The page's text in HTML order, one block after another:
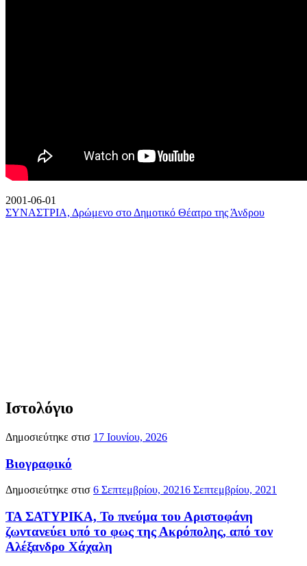
2001-06-01
ΣΥΝΑΣΤΡΙΑ, Δρώμενο στο Δημοτικό Θέατρο της Άνδρου
Ιστολόγιο
Δημοσιεύτηκε στισ 17 Ιουνίου, 2026
Βιογραφικό
Δημοσιεύτηκε στισ 6 Σεπτεμβρίου, 20216 Σεπτεμβρίου, 2021
ΤΑ ΣΑΤΥΡΙΚΑ, Το πνεύμα του Αριστοφάνη
ζωντανεύει υπό το φως της Ακρόπολης, από τον
Αλέξανδρο Χάχαλη